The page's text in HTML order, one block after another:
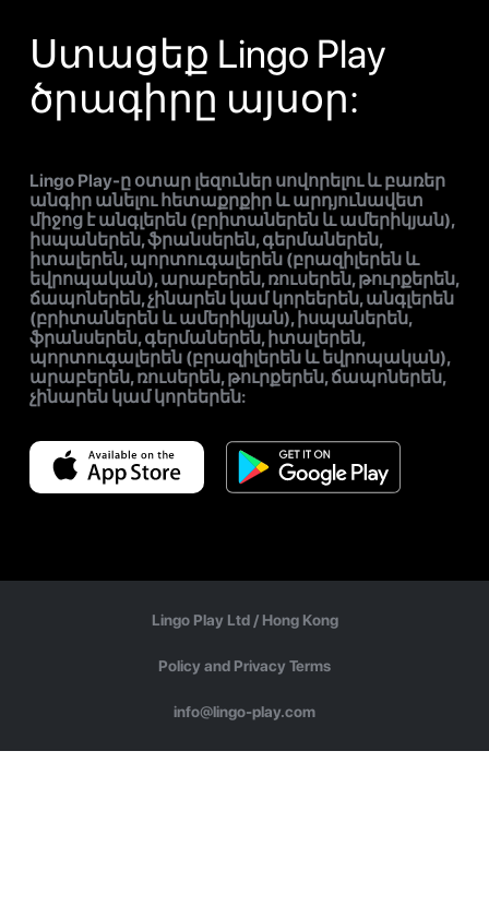
Ստացեք Lingo Play
ծրագիրը այսօր:
Lingo Play-ը օտար լեզուներ սովորելու և բառեր
անգիր անելու հետաքրքիր և արդյունավետ
միջոց է անգլերեն (բրիտաներեն և ամերիկյան),
իսպաներեն, ֆրանսերեն, գերմաներեն,
իտալերեն, պորտուգալերեն (բրազիլերեն և
եվրոպական), արաբերեն, ռուսերեն, թուրքերեն,
ճապոներեն, չինարեն կամ կորեերեն, անգլերեն
(բրիտաներեն և ամերիկյան), իսպաներեն,
ֆրանսերեն, գերմաներեն, իտալերեն,
պորտուգալերեն (բրազիլերեն և եվրոպական),
արաբերեն, ռուսերեն, թուրքերեն, ճապոներեն,
չինարեն կամ կորեերեն:
Lingo Play Ltd / Hong Kong
Policy and Privacy Terms
info@lingo-play.com